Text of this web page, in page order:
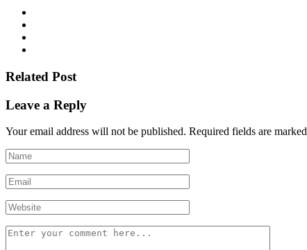
Related Post
Leave a Reply
Your email address will not be published. Required fields are marked